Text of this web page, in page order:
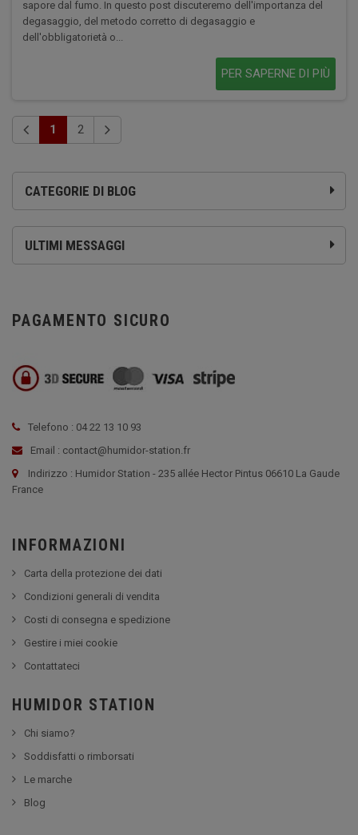
CATEGORIE DI BLOG
ULTIMI MESSAGGI
sapore dal fumo. In questo post discuteremo dell'importanza del
degasaggio, del metodo corretto di degasaggio e
dell'obbligatorietà o...
PER SAPERNE DI PIÙ
1 2
PAGAMENTO SICURO
Telefono : 04 22 13 10 93
Email : contact@humidor-station.fr
Indirizzo : Humidor Station - 235 allée Hector Pintus 06610 La Gaude
France
INFORMAZIONI
Carta della protezione dei dati
Condizioni generali di vendita
Costi di consegna e spedizione
Gestire i miei cookie
Contattateci
HUMIDOR STATION
Chi siamo?
Soddisfatti o rimborsati
Le marche
Blog